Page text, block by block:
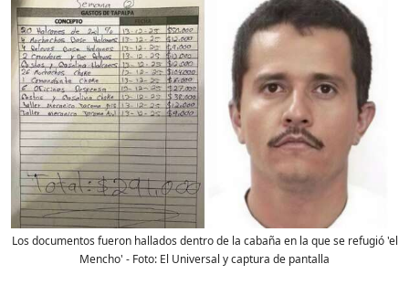
Los documentos fueron hallados dentro de la cabaña en la que se refugió 'el
Mencho' - Foto: El Universal y captura de pantalla